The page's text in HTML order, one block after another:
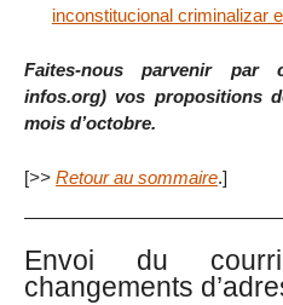
inconstitucional criminalizar
Faites-nous parvenir par
infos.org) vos propositions
mois d’octobre.
[>> Retour au sommaire.]
Envoi du
changements